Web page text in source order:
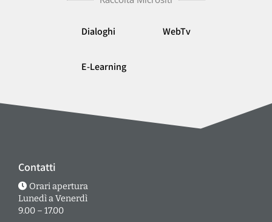
Dialoghi WebTv
E-Learning
Contatti
Orari apertura
Lunedì a Venerdì
9.00 – 17.00